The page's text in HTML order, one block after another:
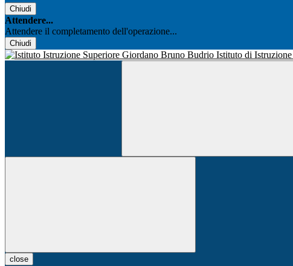
Chiudi
Attendere...
Attendere il completamento dell'operazione...
Chiudi
Istituto di
close